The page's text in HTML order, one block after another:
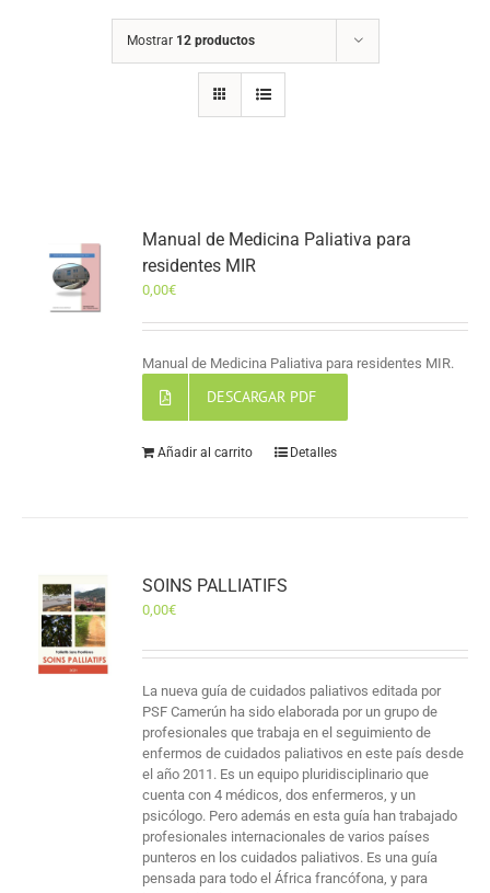
Mostrar 12 productos
Manual de Medicina Paliativa para
residentes MIR
0,00€
Manual de Medicina Paliativa para residentes MIR.
DESCARGAR PDF
Añadir al carrito Detalles
SOINS PALLIATIFS
0,00€
La nueva guía de cuidados paliativos editada por
PSF Camerún ha sido elaborada por un grupo de
profesionales que trabaja en el seguimiento de
enfermos de cuidados paliativos en este país desde
el año 2011. Es un equipo pluridisciplinario que
cuenta con 4 médicos, dos enfermeros, y un
psicólogo. Pero además en esta guía han trabajado
profesionales internacionales de varios países
punteros en los cuidados paliativos. Es una guía
pensada para todo el África francófona, y para